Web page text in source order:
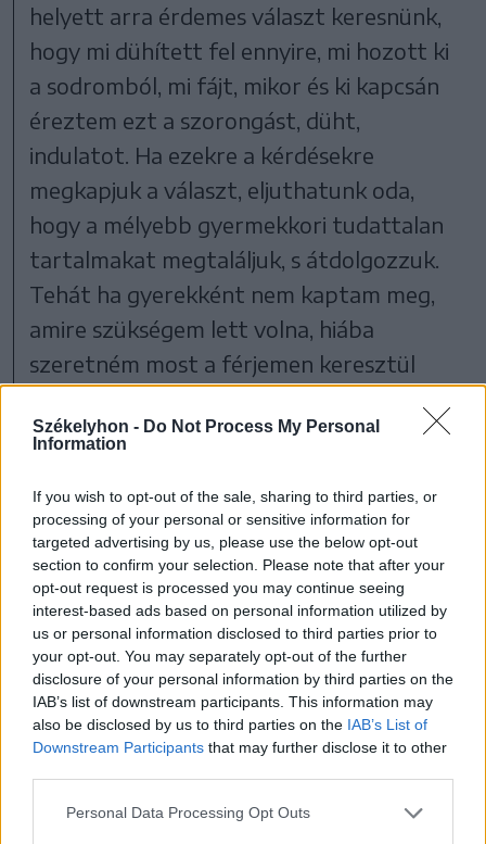
Székelyhon - Do Not Process My Personal
Information
If you wish to opt-out of the sale, sharing to third parties, or
processing of your personal or sensitive information for
targeted advertising by us, please use the below opt-out
section to confirm your selection. Please note that after your
opt-out request is processed you may continue seeing
interest-based ads based on personal information utilized by
us or personal information disclosed to third parties prior to
your opt-out. You may separately opt-out of the further
disclosure of your personal information by third parties on the
IAB’s list of downstream participants. This information may
also be disclosed by us to third parties on the IAB’s List of
Downstream Participants that may further disclose it to other
Personal Data Processing Opt Outs
helyett arra érdemes választ keresnünk,
hogy mi dühített fel ennyire, mi hozott ki
a sodromból, mi fájt, mikor és ki kapcsán
éreztem ezt a szorongást, düht,
indulatot. Ha ezekre a kérdésekre
megkapjuk a választ, eljuthatunk oda,
hogy a mélyebb gyermekkori tudattalan
tartalmakat megtaláljuk, s átdolgozzuk.
Tehát ha gyerekként nem kaptam meg,
amire szükségem lett volna, hiába
szeretném most a férjemen keresztül
mert társunktól bármikor el
tudunk válni bizonyos
okokból, de magunktól soha.
S ha magunkban nem
dolgoztuk ezt át, akkor egy
következő emberrel
ugyanezeket a köröket
fogjuk futni.
Az átdolgozás, változtatás hiánya pedig